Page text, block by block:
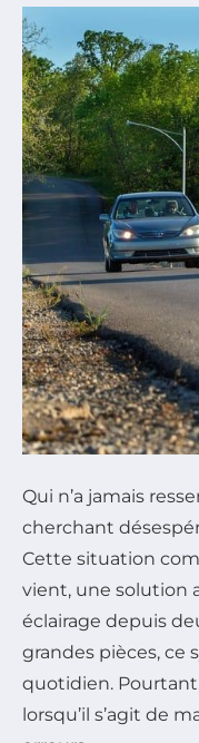
Qui n’a jamais
cherchant
Cette situation
vient, une solution
éclairage depuis
grandes pièces, ce
quotidien.
lorsqu’il s’agit de